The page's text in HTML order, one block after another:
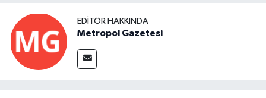
EDITÖR HAKKINDA
Metropol Gazetesi